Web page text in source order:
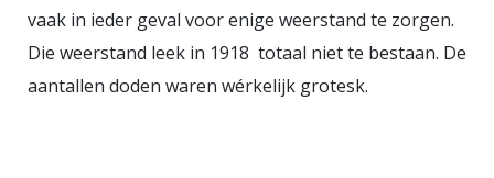
vaak in ieder geval voor enige weerstand te zorgen.
Die weerstand leek in 1918 totaal niet te bestaan. De
aantallen doden waren wérkelijk grotesk.